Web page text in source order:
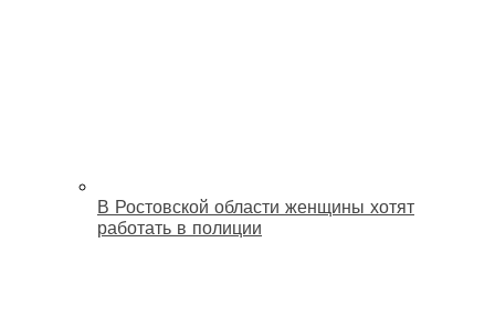
В Ростовской области женщины хотят
работать в полиции